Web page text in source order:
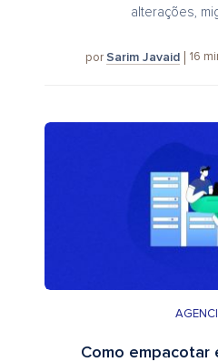
alterações,
por Sarim Javaid 16
Como empacotar